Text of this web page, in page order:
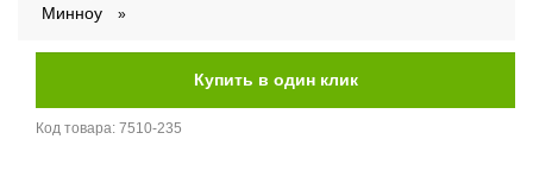
Минноу
Код товара: 7510-235